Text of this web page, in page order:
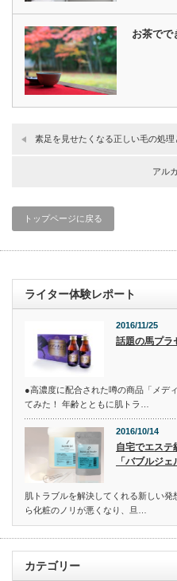
お茶でで
素足を見せたくなる正しい毛の処理
アル
トップページに戻る
ライター体験レポート
2016/11/25
話題の馬プラ
●高濃度に配合された噂の商品「メデ
てみた！ 年齢とともに肌トラ…
2016/10/14
自宅でエステ
「バブルジ
肌トラブルを解決してくれる新しい
ら化粧のノリが悪くなり、旦…
カテゴリー